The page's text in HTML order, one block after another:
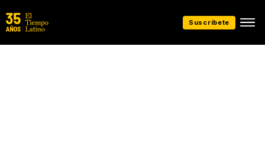
Suscríbete